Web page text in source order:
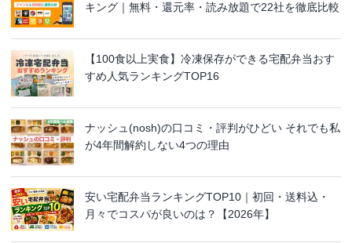
キング｜無料・還元率・読み放題で22社を徹底比較
【100食以上実食】冷凍保存ができる宅配弁当おす
すめ人気ランキングTOP16
ナッシュ(nosh)の口コミ・評判がひどい それでも私
が4年間解約しない4つの理由
安い宅配弁当ランキングTOP10｜初回・送料込・
月々でコスパが良いのは？【2026年】